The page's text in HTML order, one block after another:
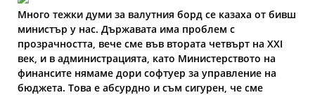
Много тежки думи за валутния борд се казаха от бивш
министър у нас. Държавата има проблем с
прозрачността, вече сме във втората четвърт на XXI
век, и в администрацията, като Министерството на
финансите нямаме дори софтуер за управление на
бюджета. Това е абсурдно и съм сигурен, че сме